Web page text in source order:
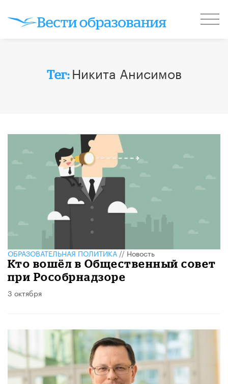
Тег: Никита Анисимов
ОБРАЗОВАТЕЛЬНАЯ ПОЛИТИКА//Новость
Кто вошёл в Общественный совет
при Рособрнадзоре
3 октября